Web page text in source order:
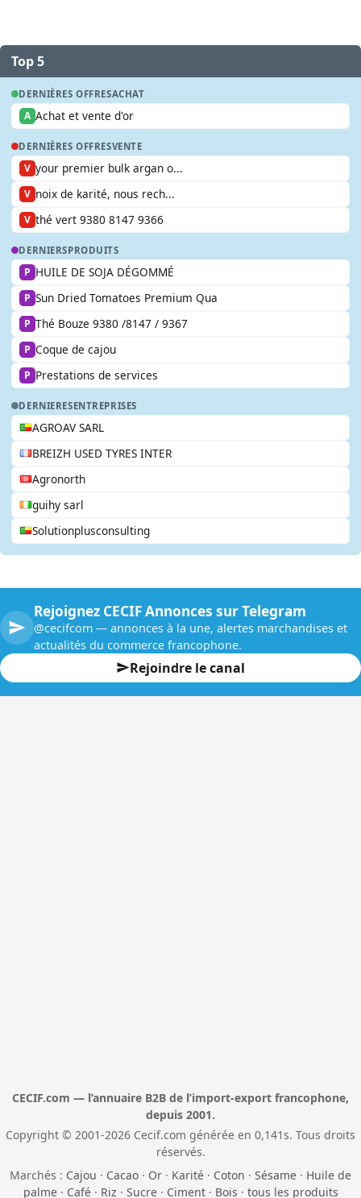
Top 5
DERNIÈRES OFFRESACHAT
A Achat et vente d'or
DERNIÈRES OFFRESVENTE
V your premier bulk argan o...
V noix de karité, nous rech...
V thé vert 9380 8147 9366
DERNIERSPRODUITS
P HUILE DE SOJA DÉGOMMÉ
P Sun Dried Tomatoes Premium Qua
P Thé Bouze 9380 /8147 / 9367
P Coque de cajou
P Prestations de services
DERNIERESENTREPRISES
AGROAV SARL
BREIZH USED TYRES INTER
Agronorth
guihy sarl
Solutionplusconsulting
Rejoignez CECIF Annonces sur Telegram
@cecifcom — annonces à la une, alertes marchandises et
actualités du commerce francophone.
Rejoindre le canal
CECIF.com — l’annuaire B2B de l’import-export francophone,
depuis 2001.
Copyright © 2001-2026 Cecif.com générée en 0,141s. Tous droits
réservés.
Marchés : Cajou · Cacao · Or · Karité · Coton · Sésame · Huile de
palme· Café· Riz · Sucre· Ciment· Bois · tous les produits